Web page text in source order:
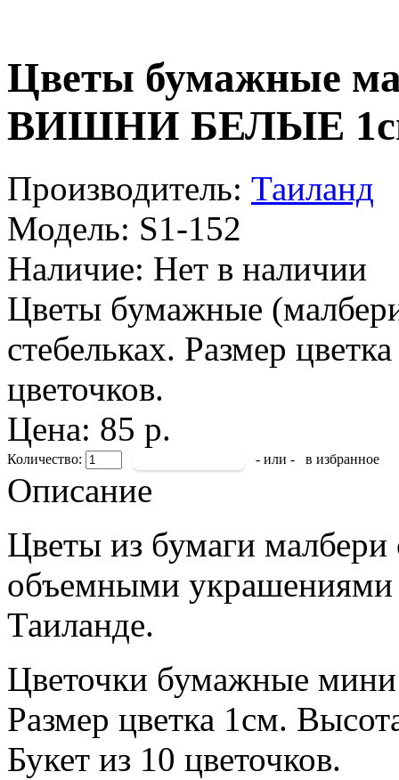
Цветы бумажные
ВИШНИ БЕЛЫЕ
Производитель: Таиланд
Модель: S1-152
Наличие: Нет в наличии
Цветы бумажные
стебельках. Размер
цветочков.
Цена: 85 р.
Количество: - или - в избранное
Описание
Цветы из бумаги
объемными украшениями
Таиланде.
Цветочки бумажные
Размер цветка 1см.
Букет из 10 цветочков.